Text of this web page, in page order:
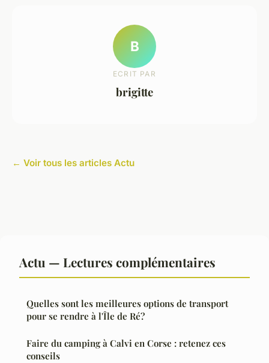
B
ECRIT PAR
brigitte
← Voir tous les articles Actu
Actu — Lectures complémentaires
Quelles sont les meilleures options de transport
pour se rendre à l'Île de Ré?
Faire du camping à Calvi en Corse : retenez ces
conseils